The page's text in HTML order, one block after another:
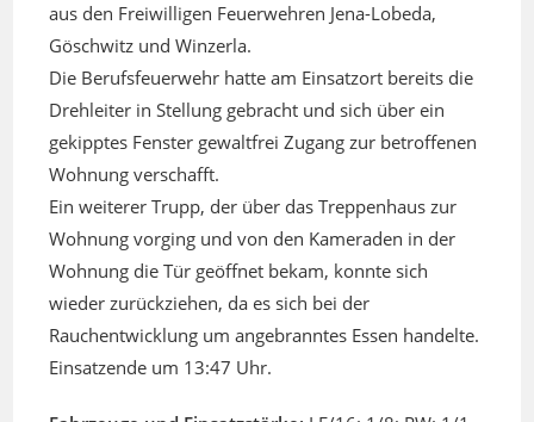
aus den Freiwilligen Feuerwehren Jena-Lobeda,
Göschwitz und Winzerla.
Die Berufsfeuerwehr hatte am Einsatzort bereits die
Drehleiter in Stellung gebracht und sich über ein
gekipptes Fenster gewaltfrei Zugang zur betroffenen
Wohnung verschafft.
Ein weiterer Trupp, der über das Treppenhaus zur
Wohnung vorging und von den Kameraden in der
Wohnung die Tür geöffnet bekam, konnte sich
wieder zurückziehen, da es sich bei der
Rauchentwicklung um angebranntes Essen handelte.
Einsatzende um 13:47 Uhr.